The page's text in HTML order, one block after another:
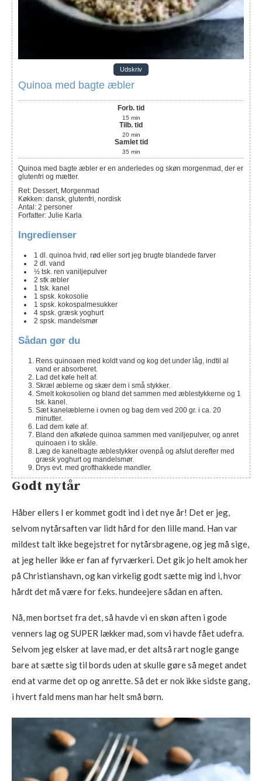
Udskriv
Quinoa med bagte æbler
Forb. tid
15 min
Tilb. tid
20 min
Samlet tid
35 min
Quinoa med bagte æbler er en anderledes og skøn morgenmad, der er
glutenfri og mætter.
Ret: Dessert, Morgenmad
Køkken: dansk, glutenfri, nordisk
Antal : 2 personer
Forfatter: Julie Karla
Ingredienser
1 dl. quinoa hvid, rød eller sort jeg brugte blandede farver
2 dl. vand
½ tsk. ren vaniljepulver
2 stk æbler
1 tsk. kanel
1 spsk. kokosolie
1 spsk. kokospalmesukker
4 spsk. græsk yoghurt
2 spsk. mandelsmør
Sådan gør du
Rens quinoaen med koldt vand og kog det under låg, indtil al
vand er absorberet.
Lad det køle helt af.
Skræl æblerne og skær dem i små stykker.
Smelt kokosolien og bland det sammen med æblestykkerne og 1
tsk. kanel.
Sæt kanelæblerne i ovnen og bag dem ved 200 gr. i ca. 20
minutter.
Lad dem køle af.
Bland den afkølede quinoa sammen med vaniljepulver, og anret
quinoaen i to skåle.
Læg de kanelbagte æblestykker ovenpå og afslut derefter med
græsk yoghurt og mandelsmør.
Drys evt. med grofthakkede mandler.
Godt nytår
Håber ellers I er kommet godt ind i det nye år! Det er jeg,
selvom nytårsaften var lidt hård for den lille mand. Han var
mildest talt ikke begejstret for nytårsbragene, og jeg må sige,
at jeg heller ikke er fan af fyrværkeri. Det gik jo helt amok her
på Christianshavn, og kan virkelig godt sætte mig ind i, hvor
hårdt det må være for f.eks. hundeejere sådan en aften.
Nå, men bortset fra det, så havde vi en skøn aften i gode
venners lag og SUPER lækker mad, som vi havde fået udefra.
Selvom jeg elsker at lave mad, er det altså rart nogle gange
bare at sætte sig til bords uden at skulle gøre så meget andet
end at varme det op og anrette. Så det er nok ikke sidste gang,
i hvert fald mens man har helt små børn.